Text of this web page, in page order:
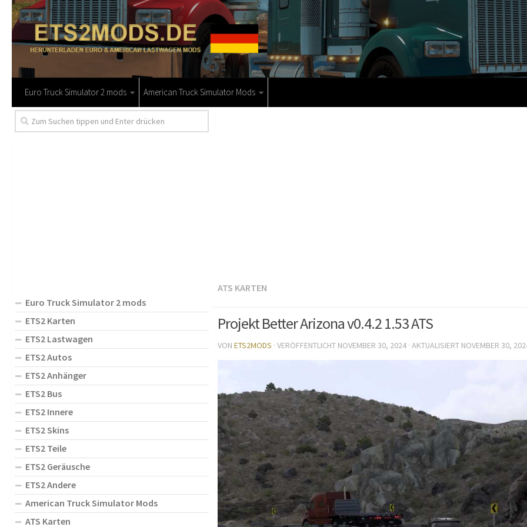
Euro Truck Simulator 2 mods American Truck Simulator Mods
ATS KARTEN
Projekt Better Arizona v0.4.2 1.53 ATS
VON ETS2MODS · VERÖFFENTLICHT NOVEMBER 30, 2024 · AKTUALISIERT NOVEMBER 30,
Euro Truck Simulator 2 mods
ETS2 Karten
ETS2 Lastwagen
ETS2 Autos
ETS2 Anhänger
ETS2 Bus
ETS2 Innere
ETS2 Skins
ETS2 Teile
ETS2 Geräusche
ETS2 Andere
American Truck Simulator Mods
ATS Karten